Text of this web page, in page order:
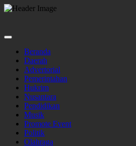
Skip
Beranda
Daerah
Advertorial
Pemerintahan
Hukrim
Nusantara
Pendidikan
Musik
Promote Event
Politik
Olahraga